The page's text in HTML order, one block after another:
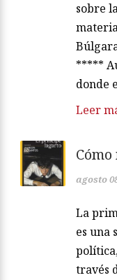
sobre
*****
donde
Leer
agosto
La
es una
través